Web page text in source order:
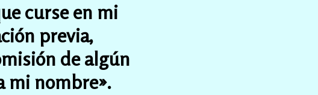
curse en mi
previa,
de algún
mi nombre».